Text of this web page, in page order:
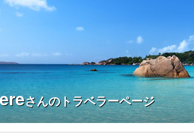
さんのトラベラーページ